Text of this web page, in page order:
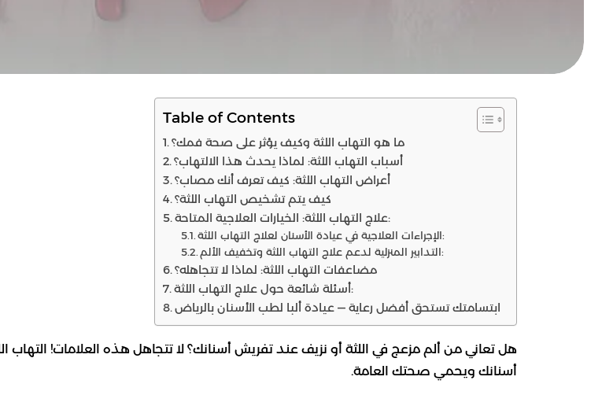
Table of Contents
ما هو التهاب اللثة وكيف يؤثر على صحة فمك؟
أسباب التهاب اللثة: لماذا يحدث هذا الالتهاب؟
أعراض التهاب اللثة: كيف تعرف أنك مصاب؟
كيف يتم تشخيص التهاب اللثة؟
علاج التهاب اللثة: الخيارات العلاجية المتاحة:
الإجراءات العلاجية في عيادة الأسنان لعلاج التهاب اللثة:
التدابير المنزلية لدعم علاج التهاب اللثة وتخفيف الألم:
مضاعفات التهاب اللثة: لماذا لا تتجاهله؟
أسئلة شائعة حول علاج التهاب اللثة:
ابتسامتك تستحق أفضل رعاية — عيادة ألبا لطب الأسنان بالرياض
هل تعاني من ألم مزعج في اللثة أو نزيف عند تفريش أسنانك؟ لا تتجاهل هذه العلامات! التهاب
أسنانك ويحمي صحتك العامة.